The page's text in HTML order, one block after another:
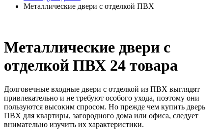
Металлические двери с отделкой ПВХ
Металлические двери с
отделкой ПВХ 24 товара
Долговечные входные двери с отделкой из ПВХ выглядят
привлекательно и не требуют особого ухода, поэтому они
пользуются высоким спросом. Но прежде чем купить дверь
ПВХ для квартиры, загородного дома или офиса, следует
внимательно изучить их характеристики.